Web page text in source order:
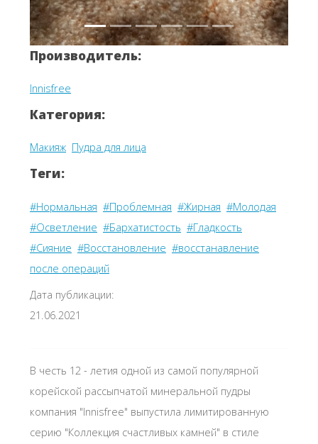
Производитель:
Innisfree
Категория:
Макияж Пудра для лица
Теги:
#Нормальная #Проблемная #Жирная #Молодая
#Осветление #Бархатистость #Гладкость
#Сияние #Восстановление #восстанавление
после операций
Дата публикации:
21.06.2021
В честь 12 - летия одной из самой популярной
корейской рассыпчатой минеральной пудры
компания "Innisfree" выпустила лимитированную
серию "Коллекция счастливых камней" в стиле